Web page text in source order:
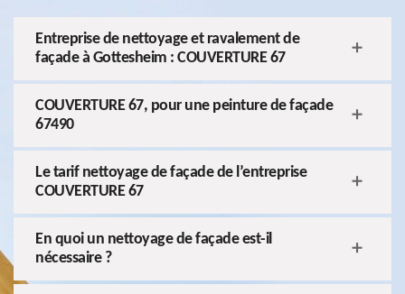
Entreprise de nettoyage et ravalement de
façade à Gottesheim : COUVERTURE 67
COUVERTURE 67, pour une peinture de façade
67490
Le tarif nettoyage de façade de l’entreprise
COUVERTURE 67
En quoi un nettoyage de façade est-il
nécessaire ?